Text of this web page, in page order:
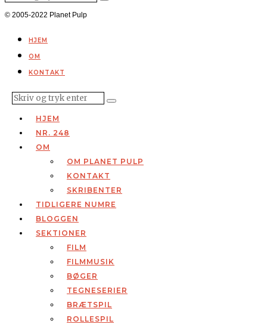
© 2005-2022 Planet Pulp
HJEM
OM
KONTAKT
HJEM
NR. 248
OM
OM PLANET PULP
KONTAKT
SKRIBENTER
TIDLIGERE NUMRE
BLOGGEN
SEKTIONER
FILM
FILMMUSIK
BØGER
TEGNESERIER
BRÆTSPIL
ROLLESPIL